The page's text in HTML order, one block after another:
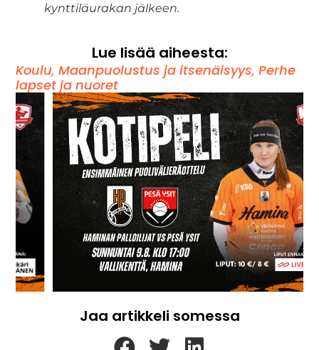
kynttiläurakan jälkeen.
Lue lisää aiheesta:
Koulu,Maanpuolustus ja itsenäisyys,Perhe
lapset ja nuoret
Jaa artikkeli somessa